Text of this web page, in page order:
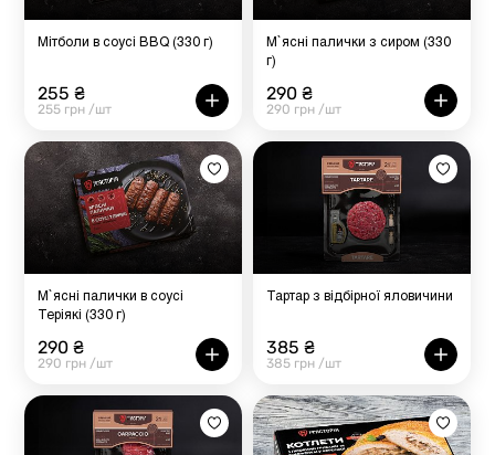
Мітболи в соусі BBQ (330 г)
255 ₴
255 грн /шт
М`ясні палички з сиром (330
г)
290 ₴
290 грн /шт
М`ясні палички в соусі
Теріякі (330 г)
290 ₴
290 грн /шт
Тартар з відбірної яловичини
385 ₴
385 грн /шт